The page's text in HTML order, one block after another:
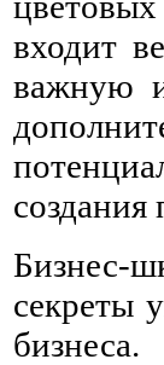
входит
важную
Бизнес-
секреты
бизнеса.